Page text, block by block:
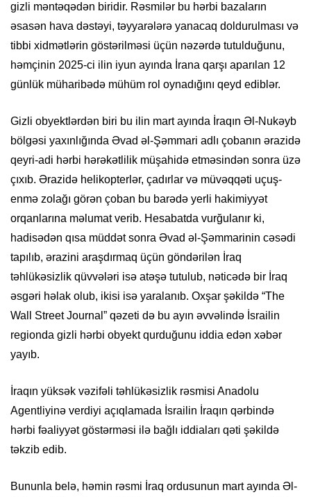
gizli məntəqədən biridir. Rəsmilər bu hərbi bazaların
əsasən hava dəstəyi, təyyarələrə yanacaq doldurulması və
tibbi xidmətlərin göstərilməsi üçün nəzərdə tutulduğunu,
həmçinin 2025-ci ilin iyun ayında İrana qarşı aparılan 12
günlük müharibədə mühüm rol oynadığını qeyd ediblər.
Gizli obyektlərdən biri bu ilin mart ayında İraqın Əl-Nukəyb
bölgəsi yaxınlığında Əvad əl-Şəmmari adlı çobanın ərazidə
qeyri-adi hərbi hərəkətlilik müşahidə etməsindən sonra üzə
çıxıb. Ərazidə helikopterlər, çadırlar və müvəqqəti uçuş-
enmə zolağı görən çoban bu barədə yerli hakimiyyət
orqanlarına məlumat verib. Hesabatda vurğulanır ki,
hadisədən qısa müddət sonra Əvad əl-Şəmmarinin cəsədi
tapılıb, ərazini araşdırmaq üçün göndərilən İraq
təhlükəsizlik qüvvələri isə atəşə tutulub, nəticədə bir İraq
əsgəri həlak olub, ikisi isə yaralanıb. Oxşar şəkildə “The
Wall Street Journal” qəzeti də bu ayın əvvəlində İsrailin
regionda gizli hərbi obyekt qurduğunu iddia edən xəbər
yayıb.
İraqın yüksək vəzifəli təhlükəsizlik rəsmisi Anadolu
Agentliyinə verdiyi açıqlamada İsrailin İraqın qərbində
hərbi fəaliyyət göstərməsi ilə bağlı iddiaları qəti şəkildə
təkzib edib.
Bununla belə, həmin rəsmi İraq ordusunun mart ayında Əl-